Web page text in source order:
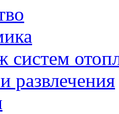
систем
развлечения